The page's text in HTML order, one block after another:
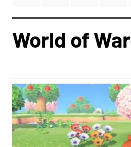
World of